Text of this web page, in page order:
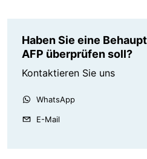
Haben Sie eine
AFP überprüfen soll?
Kontaktieren Sie uns
WhatsApp
E-Mail